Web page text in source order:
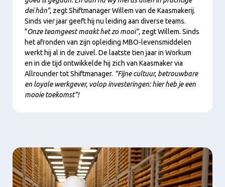
dei hân", zegt Shiftmanager Willem van de Kaasmakerij.
Sinds vier jaar geeft hij nu leiding aan diverse teams.
"Onze teamgeest maakt het zo mooi", zegt Willem. Sinds
het afronden van zijn opleiding MBO-levensmiddelen
werkt hij al in de zuivel. De laatste tien jaar in Workum
en in die tijd ontwikkelde hij zich van Kaasmaker via
Allrounder tot Shiftmanager. "Fijne cultuur, betrouwbare
en loyale werkgever, volop investeringen: hier heb je een
mooie toekomst"!